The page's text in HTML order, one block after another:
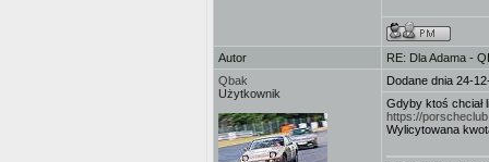
Autor
RE: Dla Adama -
Qbak
Użytkownik
Dodane dnia 24-
Gdyby ktoś chciał
https://
Wylicytowana